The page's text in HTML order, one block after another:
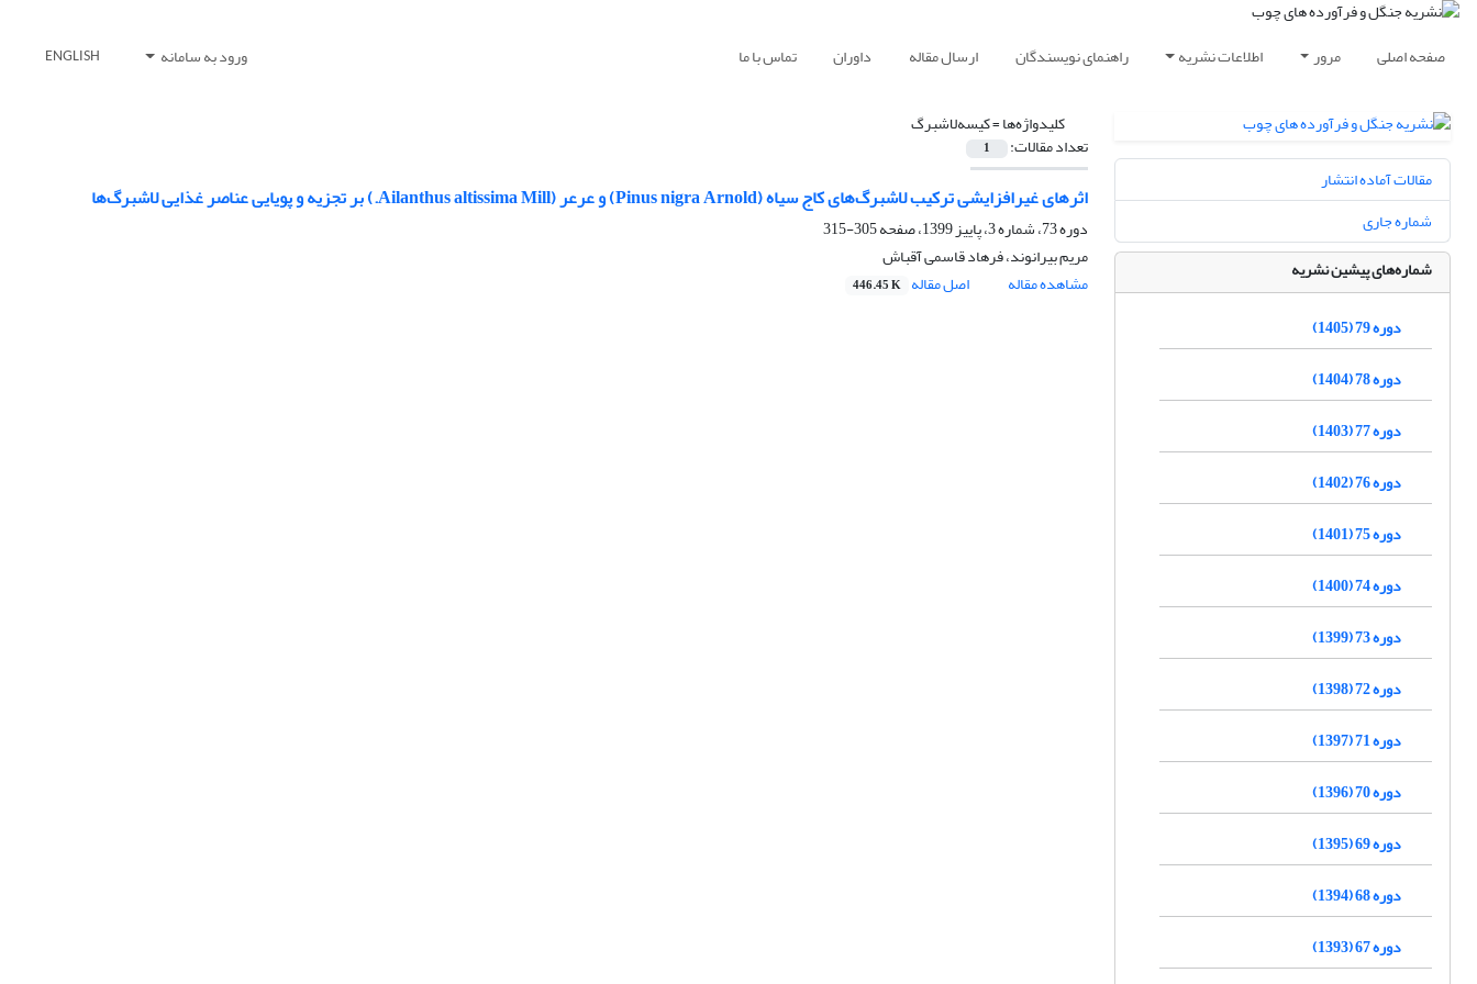
صفحه اصلی مرور اطلاعات نشریه راهنمای نویسندگان ارسال مقاله داوران تماس با ما ورود به سامانه ENGLISH
کلیدواژه‌ها =کیسه‌لاشبرگ
تعداد مقالات: 1
اثرهای غیرافزایشی ترکیب لاشبرگ‌های کاج سیاه (Pinus nigra Arnold) و عرعر (Ailanthus altissima Mill.) بر تجزیه و پویایی عناصر غذایی لاشبرگ‌ها
دوره 73، شماره 3، پاییز 1399، صفحه
305-315
مریم بیرانوند، فرهاد قاسمی آقباش
مشاهده مقاله
اصل مقاله 446.45 K
مقالات آماده انتشار
شماره جاری
شماره‌های پیشین نشریه
دوره 79 (1405)
دوره 78 (1404)
دوره 77 (1403)
دوره 76 (1402)
دوره 75 (1401)
دوره 74 (1400)
دوره 73 (1399)
دوره 72 (1398)
دوره 71 (1397)
دوره 70 (1396)
دوره 69 (1395)
دوره 68 (1394)
دوره 67 (1393)